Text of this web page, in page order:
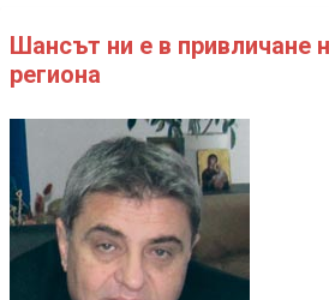
Шансът ни е в привличане
региона